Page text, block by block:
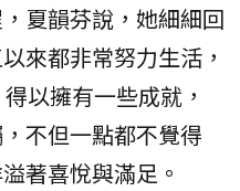
夏韻芬說，她細細回
來都非常努力生活，
以擁有一些成就，
不但一點都不覺得
著喜悅與滿足。